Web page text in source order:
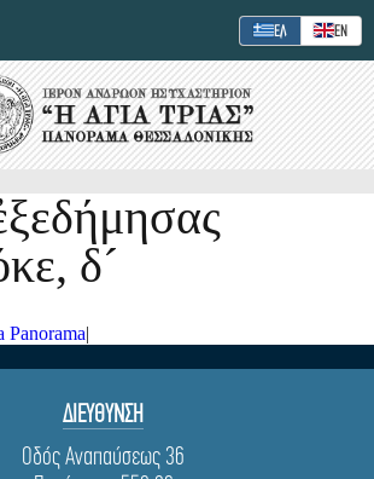
ΕΛ ΕΝ
δ´
Panorama|
ΔΙΕΥΘΥΝΣΗ
Οδός Αναπαύσεως 36